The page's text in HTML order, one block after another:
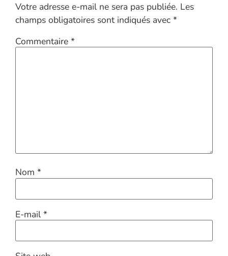
Votre adresse e-mail ne sera pas publiée. Les
champs obligatoires sont indiqués avec *
Commentaire *
Nom *
E-mail *